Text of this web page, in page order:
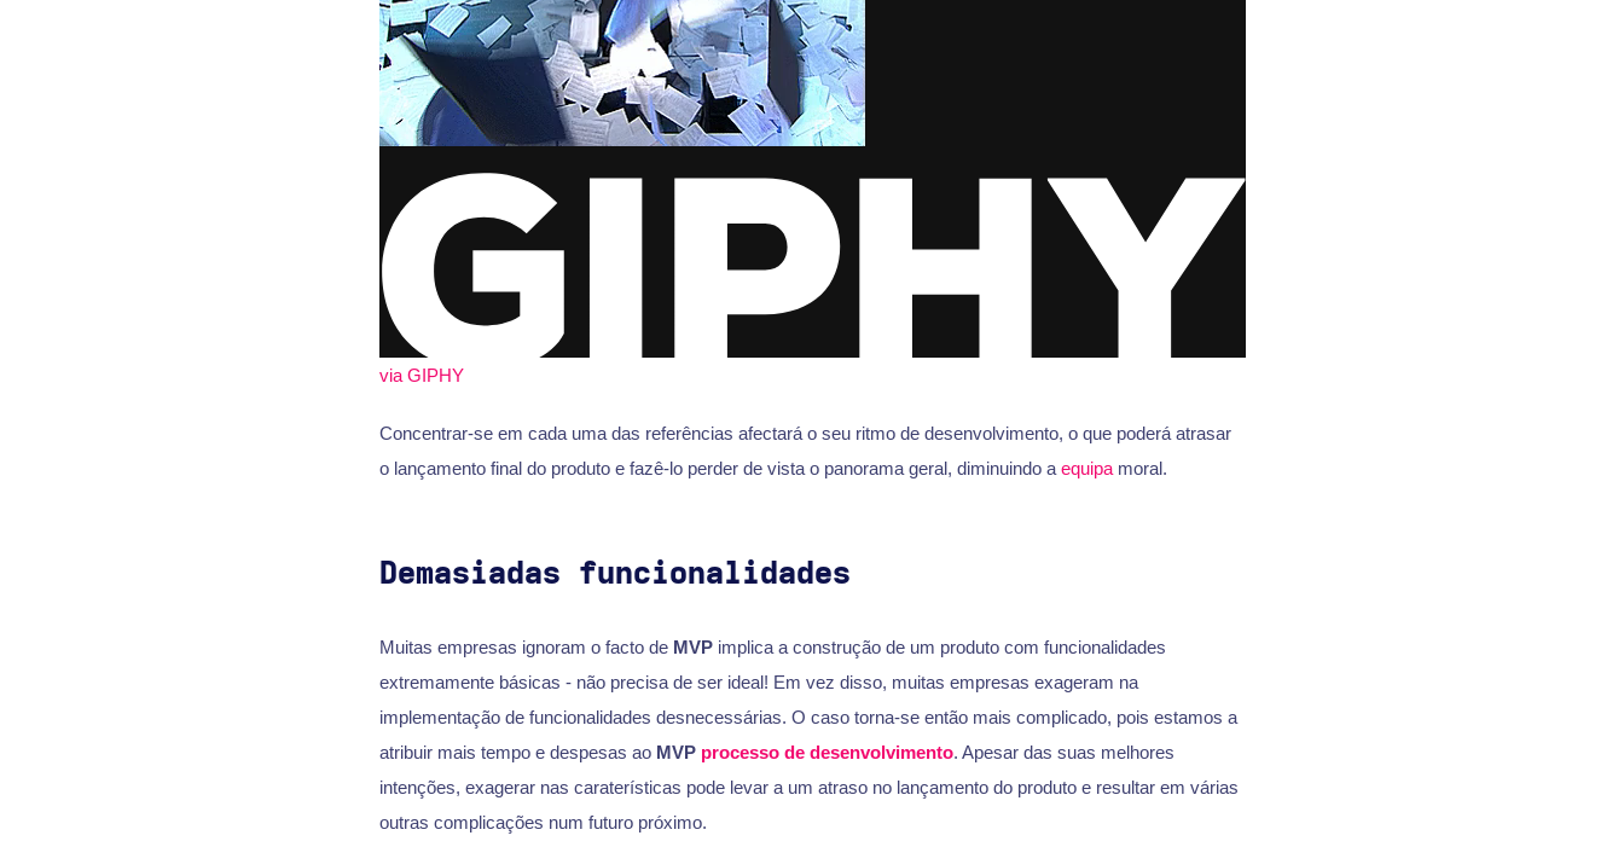
via GIPHY
Concentrar-se em cada uma das referências afectará o seu ritmo de desenvolvimento, o que poderá atrasar
o lançamento final do produto e fazê-lo perder de vista o panorama geral, diminuindo a equipamoral.
Demasiadas funcionalidades
Muitas empresas ignoram o facto de MVPimplica a construção de um produto com funcionalidades
extremamente básicas - não precisa de ser ideal! Em vez disso, muitas empresas exageram na
implementação de funcionalidades desnecessárias. O caso torna-se então mais complicado, pois estamos a
atribuir mais tempo e despesas ao MVP processo de desenvolvimento. Apesar das suas melhores
intenções, exagerar nas caraterísticas pode levar a um atraso no lançamento do produto e resultar em várias
outras complicações num futuro próximo.